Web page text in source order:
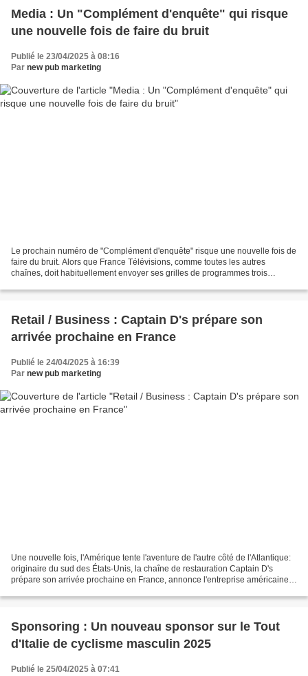
Media : Un "Complément d'enquête" qui risque
une nouvelle fois de faire du bruit
Publié le 23/04/2025 à 08:16
Par new pub marketing
Le prochain numéro de "Complément d'enquête" risque une nouvelle fois de
faire du bruit. Alors que France Télévisions, comme toutes les autres
chaînes, doit habituellement envoyer ses grilles de programmes trois
Retail / Business : Captain D's prépare son
arrivée prochaine en France
Publié le 24/04/2025 à 16:39
Par new pub marketing
Une nouvelle fois, l'Amérique tente l'aventure de l'autre côté de l'Atlantique:
originaire du sud des États-Unis, la chaîne de restauration Captain D's
prépare son arrivée prochaine en France, annonce l'entreprise américaine à
Sponsoring : Un nouveau sponsor sur le Tout
d'Italie de cyclisme masculin 2025
Publié le 25/04/2025 à 07:41